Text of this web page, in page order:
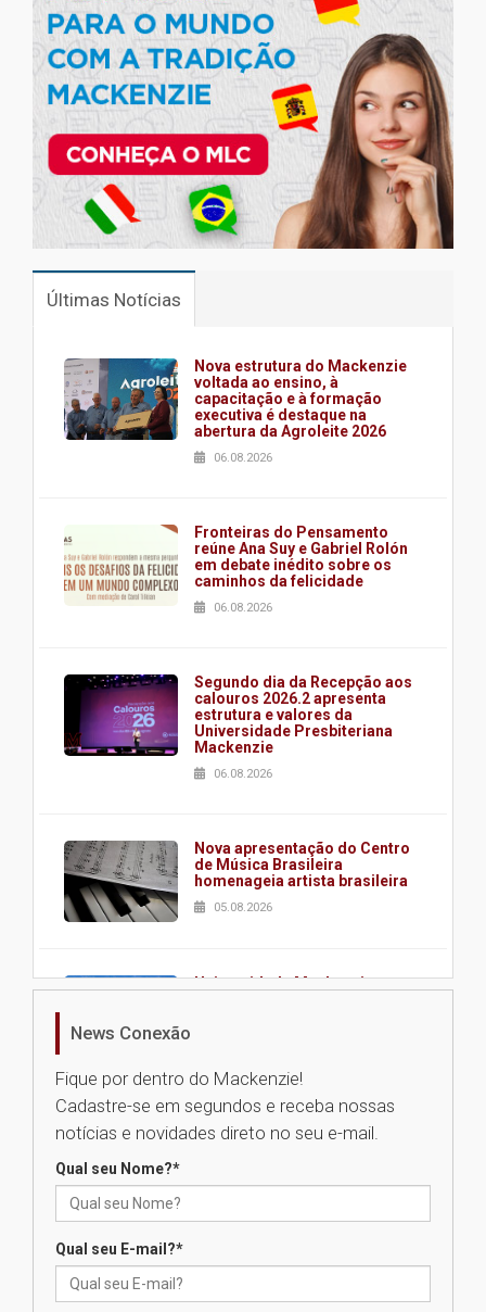
Últimas Notícias
Nova estrutura do Mackenzie
voltada ao ensino, à
capacitação e à formação
executiva é destaque na
abertura da Agroleite 2026
06.08.2026
Fronteiras do Pensamento
reúne Ana Suy e Gabriel Rolón
em debate inédito sobre os
caminhos da felicidade
06.08.2026
Segundo dia da Recepção aos
calouros 2026.2 apresenta
estrutura e valores da
Universidade Presbiteriana
Mackenzie
06.08.2026
Nova apresentação do Centro
de Música Brasileira
homenageia artista brasileira
05.08.2026
Universidade Mackenzie
Seminário discute desafios
das novas tecnologias em
calouros do segundo semestre
News Conexão
Fique por dentro do Mackenzie!
Cadastre-se em segundos e receba nossas
notícias e novidades direto no seu e-mail.
Qual seu Nome?*
Qual seu E-mail?*